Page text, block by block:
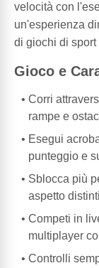
velocità con
un'esperienza
di giochi di sport
Gioco e
Corri
rampe e
Esegui
punteggio e
Sblocca più
aspetto
Competi in
multiplayer
Controlli